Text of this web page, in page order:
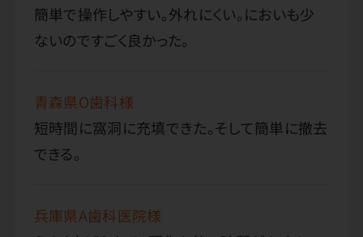
簡単で操作しやすい。外れにくい。においも少
ないのですごく良かった。
青森県O歯科様
短時間に窩洞に充填できた。そして簡単に撤去
できる。
兵庫県A歯科医院様